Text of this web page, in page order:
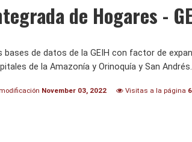
de Hogares -
de datos de la GEIH con factor de
de la Amazonía y Orinoquía y San Andrés.
November 03, 2022 Visitas a la página